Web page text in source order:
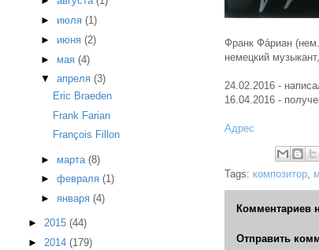
Франк Фа́риан
немецкий
24.02.2016 -
16.04.2016 -
Адрес
Tags: композитор,
Комментариев
Отправить
► июля (1)
► июня (2)
► мая (4)
▼ апреля (3)
Eric Braeden
Frank Farian
François Fillon
► марта (8)
► февраля (1)
► января (4)
► 2015 (44)
► 2014 (179)